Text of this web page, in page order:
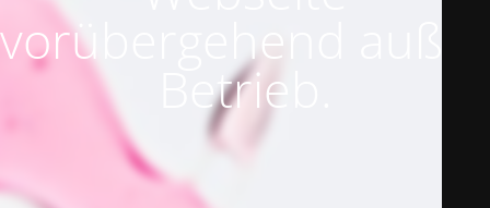
vorübergehend außer
Betrieb.